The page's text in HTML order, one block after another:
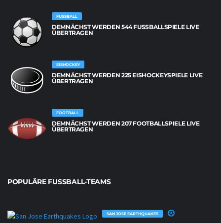
FUSSBALL
DEMNÄCHST WERDEN 544 FUSSBALLSPIELE LIVE Ü
BERTRAGEN
EISHOCKEY
DEMNÄCHST WERDEN 225 EISHOCKEYSPIELE LIVE
ÜBERTRAGEN
FOOTBALL
DEMNÄCHST WERDEN 207 FOOTBALLSPIELE LIVE
ÜBERTRAGEN
POPULÄRE FUSSBALL-TEAMS
SAN JOSE EARTHQUAKES